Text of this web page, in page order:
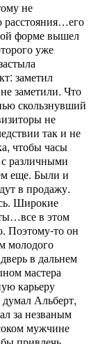
не
расстояния…его
форме вышел
уже
заметил
заметили. Что
скользнувший
не
так и не
чтобы часы
различными
еще. Были и
в продажу.
Широкие
в этом
Поэтому-то он
молодого
в дальнем
мастера
карьеру
Альберт,
за незваным
мужчине